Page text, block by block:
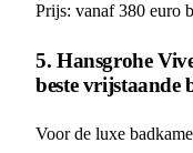
Prijs: vanaf 380 euro
5. Hansgrohe
beste vrijstaande
Voor de luxe